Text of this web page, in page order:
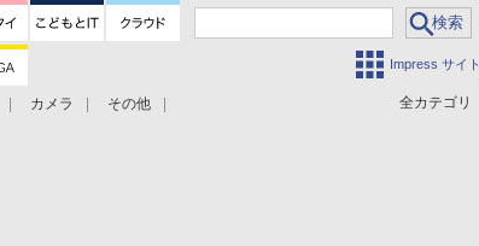
Impress サイト
全カテゴリ
カメラ
その他